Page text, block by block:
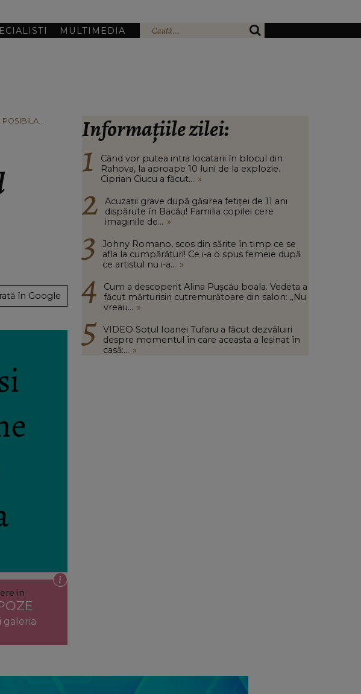
MULTIMEDIA
POSIBILA
în Google
in
galeria
Informațiile zilei:
Când vor putea intra locatarii în blocul din
Rahova, la aproape 10 luni de la explozie.
Ciprian Ciucu a făcut... »
Acuzații grave după găsirea fetiței de 11 ani
dispărute în Bacău! Familia copilei cere
imaginile de... »
Johny Romano, scos din sărite în timp ce se
afla la cumpărături! Ce i-a o spus femeie după
ce artistul nu i-a... »
Cum a descoperit Alina Pușcău boala. Vedeta a
făcut mărturisiri cutremurătoare din salon: „Nu
vreau... »
VIDEO Soțul Ioanei Tufaru a făcut dezvăluiri
despre momentul în care aceasta a leșinat în
casă:... »